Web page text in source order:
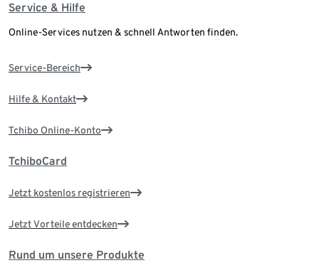
Service & Hilfe
Online-Services nutzen & schnell Antworten finden.
Service-Bereich
Hilfe & Kontakt
Tchibo Online-Konto
TchiboCard
Jetzt kostenlos registrieren
Jetzt Vorteile entdecken
Rund um unsere Produkte